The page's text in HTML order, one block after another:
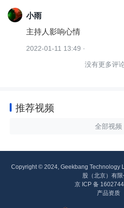
小雨
主持人影响心情
2022-01-11 13:49 ·
没有更多评
推荐视频
全部视频
Copyright © 2024, Geekbang Technology
股（北京）有限
京 ICP 备
产品资质